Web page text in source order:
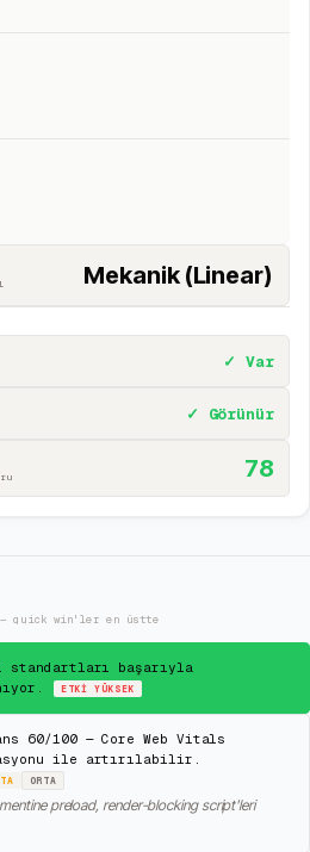
Mekanik (Linear)
✓ Var
✓ Görünür
78
quick win'ler en üstte
standartları başarıyla
ETKIYÜKSEK
60/100 — Core Web Vitals
ile artırılabilir.
ORTA
preload, render-blocking script'leri